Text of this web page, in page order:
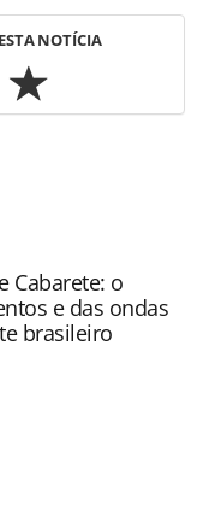
NOTÍCIA
empresas/2019/05/
para-a-am-do-
na página.
Editora é
direito autoral.
da PANROTAS
Cabarete: o
e das ondas
brasileiro